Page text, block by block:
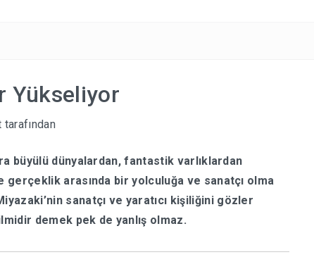
Yükseliyor
tarafından
büyülü dünyalardan, fantastik varlıklardan
gerçeklik arasında bir yolculuğa ve sanatçı olma
sanatçı ve yaratıcı kişiliğini gözler
demek pek de yanlış olmaz.